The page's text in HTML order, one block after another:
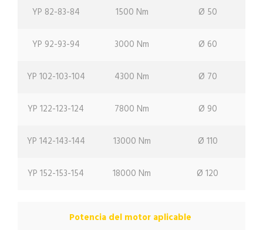
YP 82-83-84 1500 Nm Ø 50
YP 92-93-94 3000 Nm Ø 60
YP 102-103-104 4300 Nm Ø 70
YP 122-123-124 7800 Nm Ø 90
YP 142-143-144 13000 Nm Ø 110
YP 152-153-154 18000 Nm Ø 120
Potencia del motor aplicable